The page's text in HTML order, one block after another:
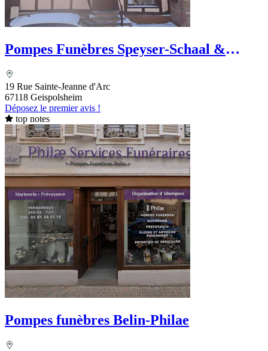
Pompes Funèbres Speyser-Schaal &
19 Rue Sainte-Jeanne d'Arc
67118 Geispolsheim
Déposez le premier avis !
top notes
Pompes funèbres Belin-Philae